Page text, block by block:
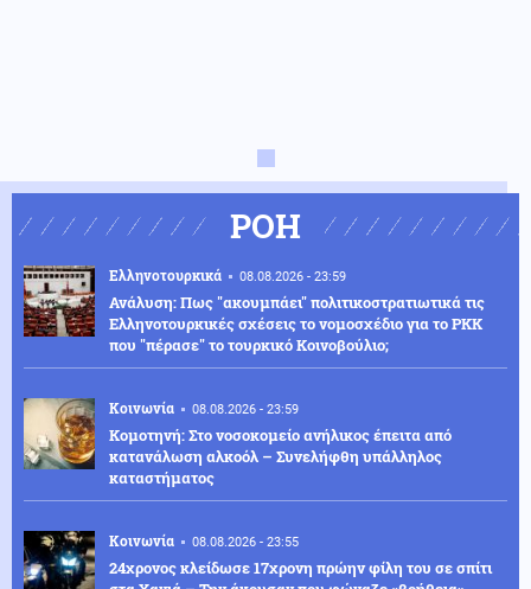
ΡΟΗ
Ελληνοτουρκικά 08.08.2026 - 23:59
Ανάλυση: Πως "ακουμπάει" πολιτικοστρατιωτικά τις
Ελληνοτουρκικές σχέσεις το νομοσχέδιο για το PKK
που "πέρασε" το τουρκικό Κοινοβούλιο;
Κοινωνία 08.08.2026 - 23:59
Κομοτηνή: Στο νοσοκομείο ανήλικος έπειτα από
κατανάλωση αλκοόλ – Συνελήφθη υπάλληλος
καταστήματος
Κοινωνία 08.08.2026 - 23:55
24χρονος κλείδωσε 17χρονη πρώην φίλη του σε σπίτι